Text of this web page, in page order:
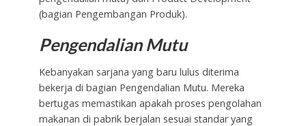
(bagian Pengembangan Produk).
Pengendalian Mutu
Kebanyakan sarjana yang baru lulus diterima
bekerja di bagian Pengendalian Mutu. Mereka
bertugas memastikan apakah proses pengolahan
makanan di pabrik berjalan sesuai standar yang